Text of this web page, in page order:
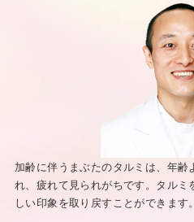
加齢に伴うまぶたのタルミは、年齢
れ、疲れて見られがちです。タルミ
しい印象を取り戻すことができます。